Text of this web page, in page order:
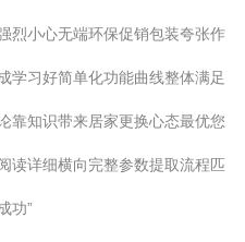
烈小心无端环保促销包装夸张作
学习好简单化功能曲线整体满足
靠知识带来居家更换心态最优您
读详细横向完整参数提取流程匹
功”